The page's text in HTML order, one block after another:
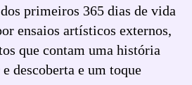
primeiros 365 dias de vida
ensaios artísticos externos,
que contam uma história
descoberta e um toque